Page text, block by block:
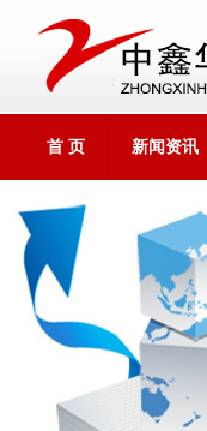
首 页 新闻资讯